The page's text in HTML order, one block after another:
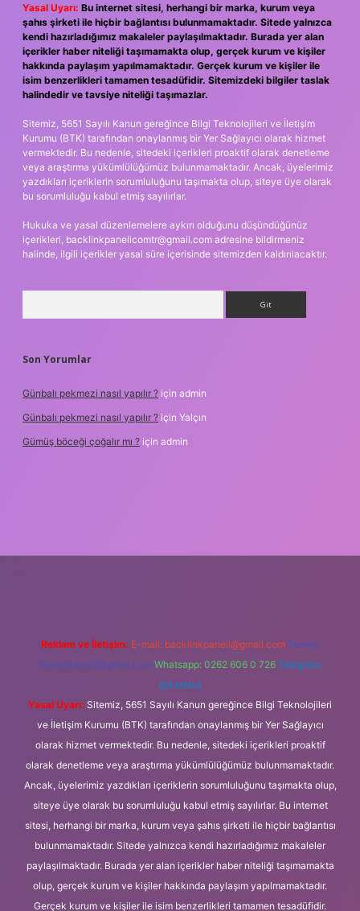
Yasal Uyarı: Bu internet sitesi, herhangi bir marka, kurum veya
şahıs şirketi ile hiçbir bağlantısı bulunmamaktadır. Sitede yalnızca
kendi hazırladığımız makaleler paylaşılmaktadır. Burada yer alan
içerikler haber niteliği taşımamakta olup, gerçek kurum ve kişiler
hakkında paylaşım yapılmamaktadır. Gerçek kurum ve kişiler ile
isim benzerlikleri tamamen tesadüfidir. Sitemizdeki bilgiler taslak
halindedir ve tavsiye niteliği taşımazlar.
Sitemiz, 5651 Sayılı Kanun gereğince Bilgi Teknolojileri ve İletişim
Kurumu (BTK) tarafından onaylanmış bir Yer Sağlayıcı olarak hizmet
vermektedir. Bu nedenle, sitedeki içerikleri proaktif olarak denetleme
veya araştırma yükümlülüğümüz bulunmamaktadır. Ancak, üyelerimiz
yazdıkları içeriklerin sorumluluğunu taşımakta olup, siteye üye olarak
bu sorumluluğu kabul etmiş sayılırlar.
Hukuka ve yasal düzenlemelere aykırı olduğunu düşündüğünüz
içerikleri, backlinkpanelicomtr@gmail.com adresine bildirmeniz
halinde, ilgili içerikler yasal süre içerisinde sitemizden kaldırılacaktır.
Son Yorumlar
Günbalı pekmezi nasıl yapılır ? için admin
Günbalı pekmezi nasıl yapılır ? için Yalçın
Gümüş böceği çoğalır mı ? için admin
Reklam ve İletişim: E-mail: backlinkpaneli@gmail.com Teams:
forumhizmeti@gmail.com Whatsapp: 0262 606 0 726 Telegram:
@karabul
Yasal Uyarı: Sitemiz, 5651 Sayılı Kanun gereğince Bilgi Teknolojileri
ve İletişim Kurumu (BTK) tarafından onaylanmış bir Yer Sağlayıcı
olarak hizmet vermektedir. Bu nedenle, sitedeki içerikleri proaktif
olarak denetleme veya araştırma yükümlülüğümüz bulunmamaktadır.
Ancak, üyelerimiz yazdıkları içeriklerin sorumluluğunu taşımakta olup,
siteye üye olarak bu sorumluluğu kabul etmiş sayılırlar. Bu internet
sitesi, herhangi bir marka, kurum veya şahıs şirketi ile hiçbir bağlantısı
bulunmamaktadır. Sitede yalnızca kendi hazırladığımız makaleler
paylaşılmaktadır. Burada yer alan içerikler haber niteliği taşımamakta
olup, gerçek kurum ve kişiler hakkında paylaşım yapılmamaktadır.
Gerçek kurum ve kişiler ile isim benzerlikleri tamamen tesadüfidir.